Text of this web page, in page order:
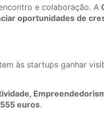
e colaboração. A
oportunidades de
às startups ganhar
euros.